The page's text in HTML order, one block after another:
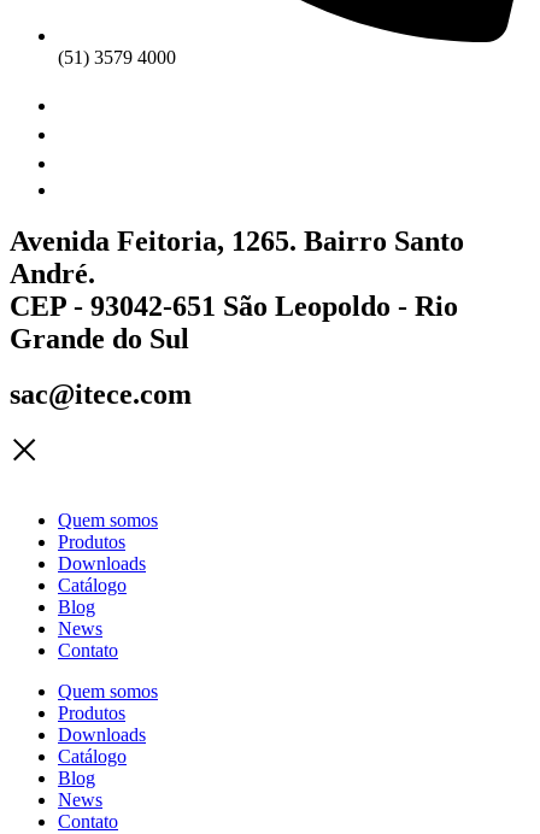
(51) 3579 4000
Avenida Feitoria, 1265. Bairro Santo
André.
CEP - 93042-651 São Leopoldo - Rio
Grande do Sul
sac@itece.com
Quem somos
Produtos
Downloads
Catálogo
Blog
News
Contato
Quem somos
Produtos
Downloads
Catálogo
Blog
News
Contato